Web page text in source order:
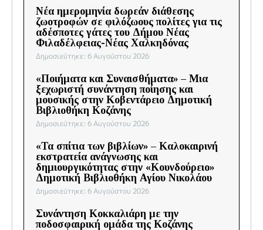
Νέα ημερομηνία δωρεάν διάθεσης
ζωοτροφών σε φιλόζωους πολίτες για τις
αδέσποτες γάτες του Δήμου Νέας
Φιλαδέλφειας-Νέας Χαλκηδόνας
Δημοσιεύτηκε: 6 Αυγούστου 2026
«Ποιήματα και Συναισθήματα» – Μια
ξεχωριστή συνάντηση ποίησης και
μουσικής στην Κοβεντάρειο Δημοτική
Βιβλιοθήκη Κοζάνης
Δημοσιεύτηκε: 6 Αυγούστου 2026
«Τα σπίτια των βιβλίων» – Καλοκαιρινή
εκστρατεία ανάγνωσης και
δημιουργικότητας στην «Κουνδούρειο»
Δημοτική Βιβλιοθήκη Αγίου Νικολάου
Δημοσιεύτηκε: 6 Αυγούστου 2026
Συνάντηση Κοκκαλιάρη με την
ποδοσφαιρική ομάδα της Κοζάνης